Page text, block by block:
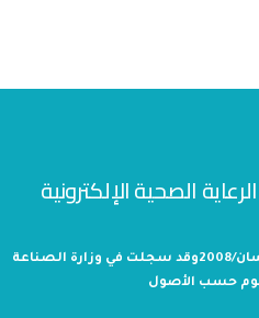
الصحية الإلكترونية
تأسست بحول الله وقدرته في 29/نيسان/2008وقد سجلت في وزارة الصناعة
حسب الأصول